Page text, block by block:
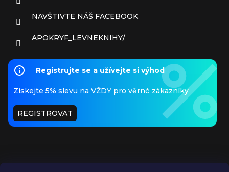
NAVŠTIVTE NÁŠ FACEBOOK
APOKRYF_LEVNEKNIHY/
Registrujte se a užívejte si výhod
Získejte 5% slevu na VŽDY pro věrné zákazníky
REGISTROVAT